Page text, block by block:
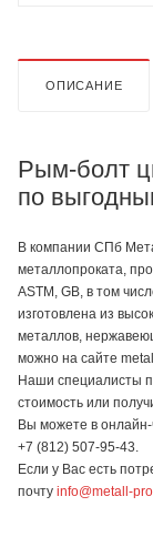
ОПИСАНИЕ
Рым-болт
по
В компании СПб
металлопроката,
ASTM, GB, в том
изготовлена из
металлов,
можно на сайте
Наши специалисты
стоимость или
Вы можете в онлайн-
+7 (812) 507-95-43.
Если у Вас есть
почту info@metall-